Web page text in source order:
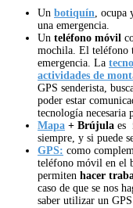
Un botiquín, ocupa
una emergencia.
Un teléfono móvil
mochila. El teléfono
emergencia. La
actividades de
GPS senderista,
poder estar
tecnología necesaria
Mapa + Brújula es
siempre, y si puede
GPS: como
teléfono móvil en el
permiten hacer
caso de que se nos
saber utilizar un